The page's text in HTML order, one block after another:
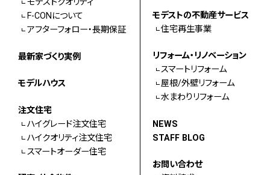
F-CONについて
アフターフォロー・長期保証
最新家づくり実例
モデルハウス
注文住宅
ハイグレード注文住宅
ハイクオリティ注文住宅
スマートオーダー住宅
モデストの不動産サービス
住宅再生事業
リフォーム・リノベーション
スマートリフォーム
屋根/外壁リフォーム
水まわりリフォーム
NEWS
STAFF BLOG
お問い合わせ